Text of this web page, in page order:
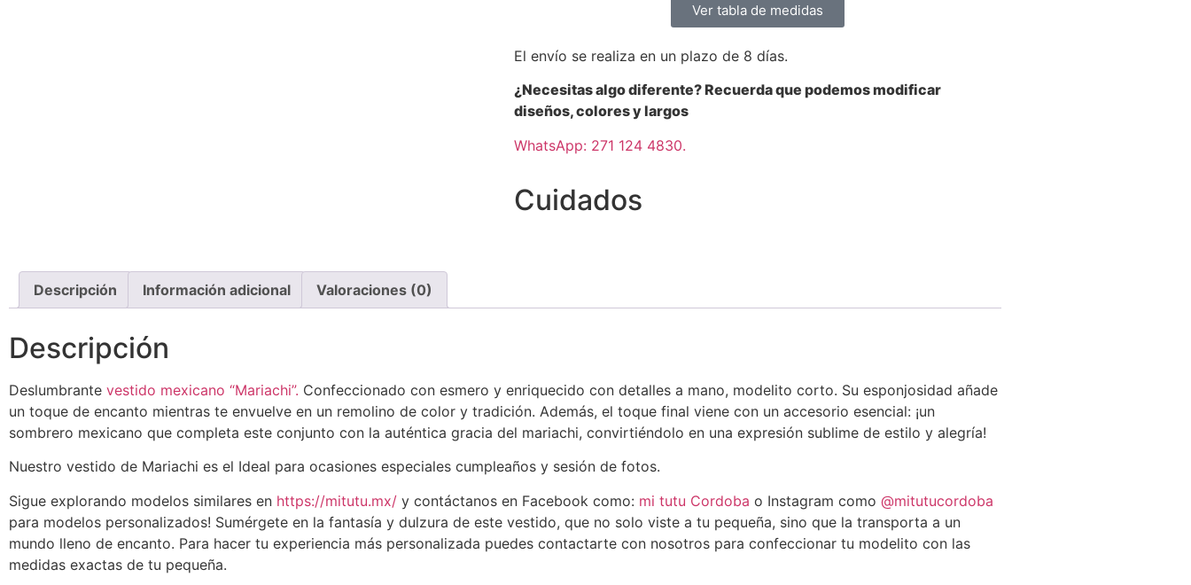
Ver tabla de medidas
El envío se realiza en un plazo de 8 días.
¿Necesitas algo diferente? Recuerda que podemos modificar
diseños, colores y largos
WhatsApp: 271 124 4830.
Cuidados
Descripción Información adicional Valoraciones (0)
Descripción
Deslumbrante vestido mexicano “Mariachi”. Confeccionado con esmero y enriquecido con detalles a mano, modelito corto. Su esponjosidad añade
un toque de encanto mientras te envuelve en un remolino de color y tradición. Además, el toque final viene con un accesorio esencial: ¡un
sombrero mexicano que completa este conjunto con la auténtica gracia del mariachi, convirtiéndolo en una expresión sublime de estilo y alegría!
Nuestro vestido de Mariachi es el Ideal para ocasiones especiales cumpleaños y sesión de fotos.
Sigue explorando modelos similares en https://mitutu.mx/ y contáctanos en Facebook como: mi tutu Cordoba o Instagram como @mitutucordoba
para modelos personalizados! Sumérgete en la fantasía y dulzura de este vestido, que no solo viste a tu pequeña, sino que la transporta a un
mundo lleno de encanto. Para hacer tu experiencia más personalizada puedes contactarte con nosotros para confeccionar tu modelito con las
medidas exactas de tu pequeña.